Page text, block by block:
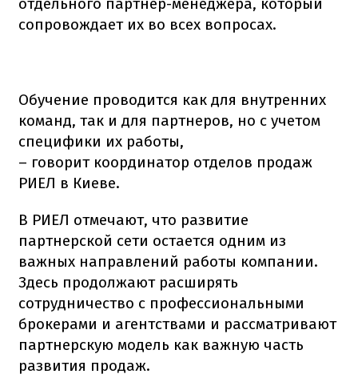
сопровождает их во всех вопросах.
Обучение проводится как для внутренних
команд, так и для партнеров, но с учетом
специфики их работы,
– говорит координатор отделов продаж
РИЕЛ в Киеве.
В РИЕЛ отмечают, что развитие
партнерской сети остается одним из
важных направлений работы компании.
Здесь продолжают расширять
сотрудничество с профессиональными
брокерами и агентствами и рассматривают
партнерскую модель как важную часть
развития продаж.